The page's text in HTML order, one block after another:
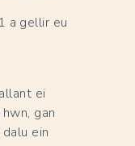
a gellir eu
ei
gan
ein